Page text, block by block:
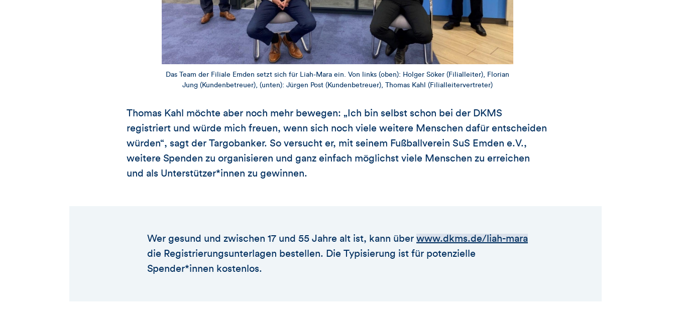
Das Team der Filiale Emden setzt sich für Liah-Mara ein. Von links (oben): Holger Söker (Filialleiter), Florian
Jung (Kundenbetreuer), (unten): Jürgen Post (Kundenbetreuer), Thomas Kahl (Filialleitervertreter)
Thomas Kahl möchte aber noch mehr bewegen: „Ich bin selbst schon bei der DKMS
registriert und würde mich freuen, wenn sich noch viele weitere Menschen dafür entscheiden
würden“, sagt der Targobanker. So versucht er, mit seinem Fußballverein SuS Emden e.V.,
weitere Spenden zu organisieren und ganz einfach möglichst viele Menschen zu erreichen
und als Unterstützer*innen zu gewinnen.
Wer gesund und zwischen 17 und 55 Jahre alt ist, kann über www.dkms.de/liah-mara
die Registrierungsunterlagen bestellen. Die Typisierung ist für potenzielle
Spender*innen kostenlos.